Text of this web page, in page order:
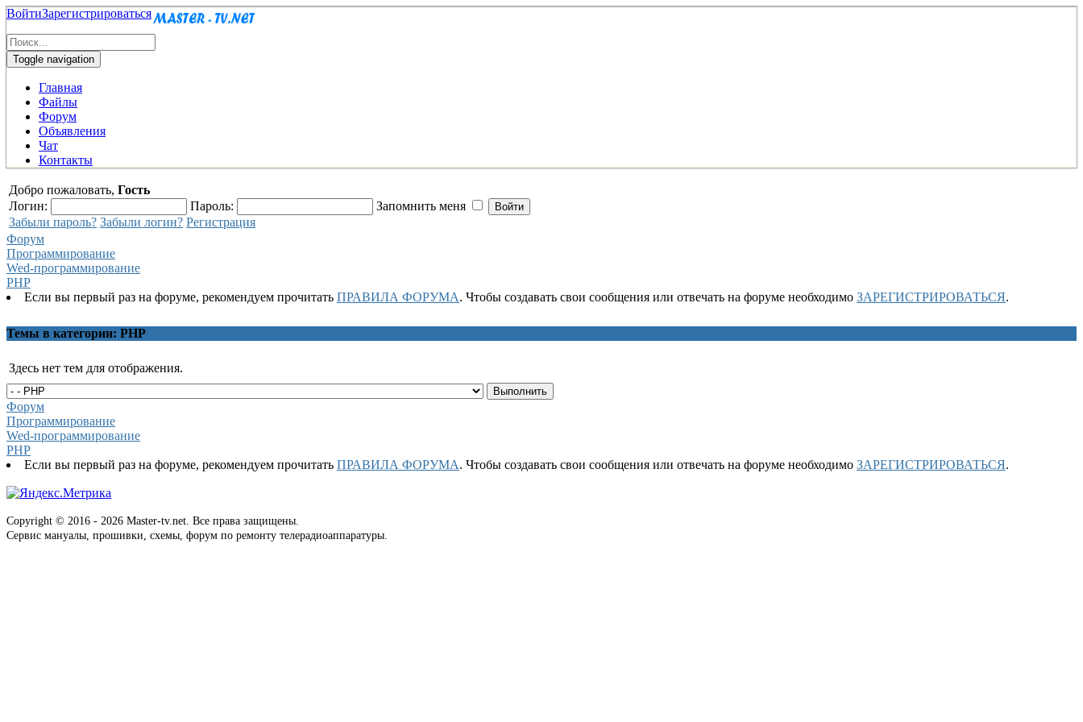
ВойтиЗарегистрироваться
Toggle navigation
Главная
Файлы
Форум
Объявления
Чат
Контакты
Добро пожаловать, Гость
Логин:
Пароль:
Запомнить меня
Забыли пароль? Забыли логин? Регистрация
Форум
Программирование
Wed-программирование
PHP
Если вы первый раз на форуме, рекомендуем прочитать ПРАВИЛА ФОРУМА. Чтобы создавать свои сообщения или отвечать на форуме необходимо ЗАРЕГИСТРИРОВАТЬСЯ.
Темы в категории: PHP
Здесь нет тем для отображения.
Форум
Программирование
Wed-программирование
PHP
Если вы первый раз на форуме, рекомендуем прочитать ПРАВИЛА ФОРУМА. Чтобы создавать свои сообщения или отвечать на форуме необходимо ЗАРЕГИСТРИРОВАТЬСЯ.
Copyright © 2016 - 2026 Master-tv.net. Все права защищены.
Сервис мануалы, прошивки, схемы, форум по ремонту телерадиоаппаратуры.